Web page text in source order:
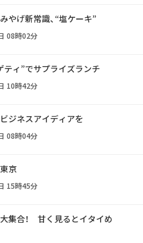
やげ新常識、“塩ケーキ”
08時02分
ティ”でサプライズランチ
10時42分
ジネスアイディアを
08時04分
京
15時45分
集合！ 甘く見るとイタイめ